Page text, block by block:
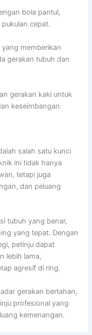
bola pantul,
cepat.
memberikan
gerakan tubuh dan
gerakan kaki untuk
keseimbangan.
salah satu kunci
ini tidak hanya
tetapi juga
dan peluang
tubuh yang benar,
yang tepat. Dengan
petinju dapat
lebih lama,
agresif di ring.
gerakan bertahan,
profesional yang
kemenangan.